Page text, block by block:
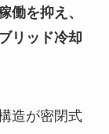
働を抑え、
リッド冷却
造が密閉式